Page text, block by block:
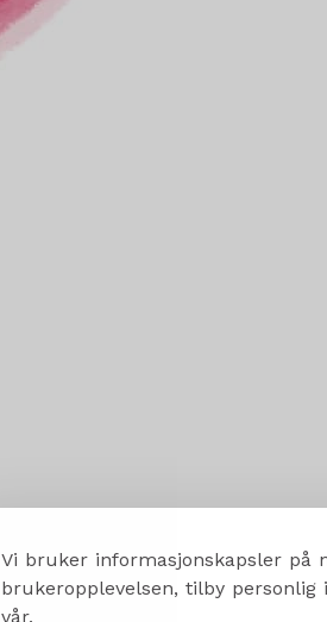
Vi bruker informasjonskapsler på
brukeropplevelsen, tilby
vår.